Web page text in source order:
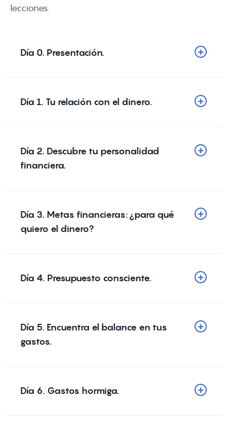
lecciones.
Día 0. Presentación.
Día 1. Tu relación con el dinero.
Día 2. Descubre tu personalidad
financiera.
Día 3. Metas financieras: ¿para qué
quiero el dinero?
Día 4. Presupuesto consciente.
Día 5. Encuentra el balance en tus
gastos.
Día 6. Gastos hormiga.